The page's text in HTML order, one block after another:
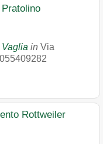
in Via
Rottweiler